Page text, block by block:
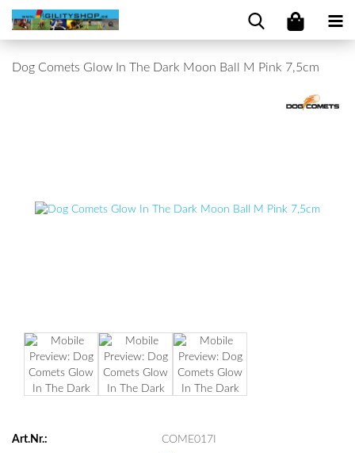
Dog Comets Glow In The Dark Moon Ball M Pink 7,5cm
Art.Nr.: COME017I